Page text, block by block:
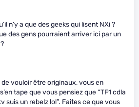
n’y a que des geeks qui lisent NXi ?
des gens pourraient arriver ici par un
vouloir être originaux, vous en
tape que vous pensiez que “TF1 cdla
suis un rebelz lol”. Faites ce que vous